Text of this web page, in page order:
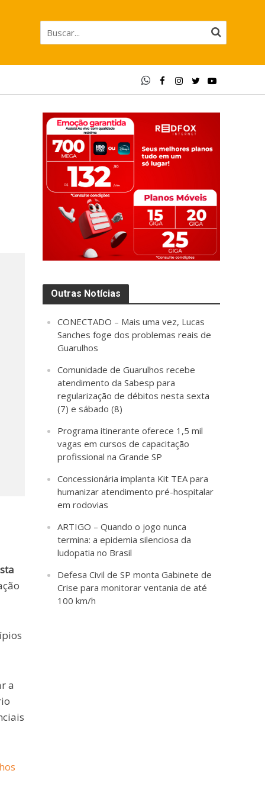
a
Outras Notícias
CONECTADO – Mais uma vez, Lucas
Sanches foge dos problemas reais de
Guarulhos
Comunidade de Guarulhos recebe
atendimento da Sabesp para
regularização de débitos nesta sexta
(7) e sábado (8)
Programa itinerante oferece 1,5 mil
vagas em cursos de capacitação
profissional na Grande SP
Concessionária implanta Kit TEA para
humanizar atendimento pré-hospitalar
em rodovias
ARTIGO – Quando o jogo nunca
termina: a epidemia silenciosa da
ludopatia no Brasil
Defesa Civil de SP monta Gabinete de
Crise para monitorar ventania de até
100 km/h